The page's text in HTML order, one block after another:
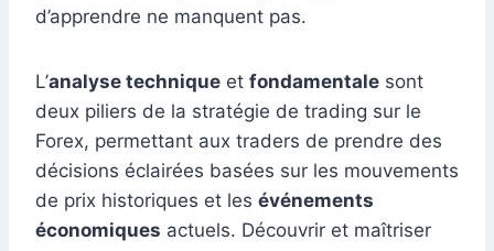
d’apprendre ne manquent pas.
L’analyse technique et fondamentale sont
deux piliers de la stratégie de trading sur le
Forex, permettant aux traders de prendre des
décisions éclairées basées sur les mouvements
de prix historiques et les événements
économiques actuels. Découvrir et maîtriser